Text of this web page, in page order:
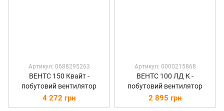
Артикул: 0688295263
ВЕНТС 150 Квайт -
побутовий вентилятор
4 272 грн
Артикул: 0000215868
ВЕНТС 100 ЛД К -
побутовий вентилятор
2 895 грн